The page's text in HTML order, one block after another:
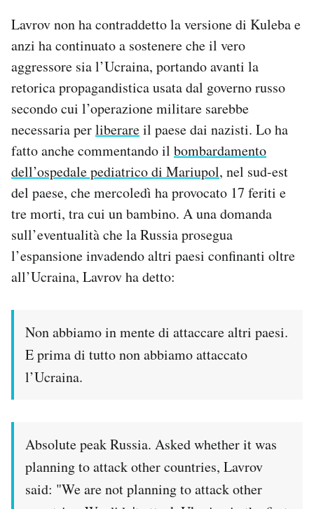
Lavrov non ha contraddetto la versione di Kuleba e
anzi ha continuato a sostenere che il vero
aggressore sia l’Ucraina, portando avanti la
retorica propagandistica usata dal governo russo
secondo cui l’operazione militare sarebbe
necessaria perliberareil paese dai nazisti. Lo ha
fatto anche commentando il bombardamento
dell’ospedale pediatrico di Mariupol, nel sud-est
del paese, che mercoledì ha provocato 17 feriti e
tre morti, tra cui un bambino. A una domanda
sull’eventualità che la Russia prosegua
l’espansione invadendo altri paesi confinanti oltre
all’Ucraina, Lavrov ha detto:
Non abbiamo in mente di attaccare altri paesi.
E prima di tutto non abbiamo attaccato
l’Ucraina.
Absolute peak Russia. Asked whether it was
planning to attack other countries, Lavrov
said: "We are not planning to attack other